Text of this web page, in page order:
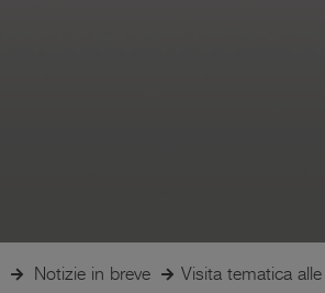
Notizie in breve Visita tematica